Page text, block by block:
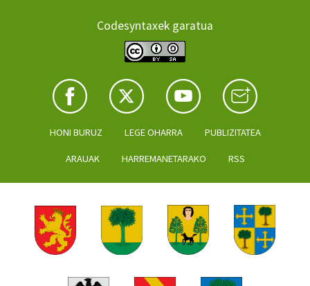
Codesyntaxek garatua
HONI BURUZ LEGE OHARRA PUBLIZITATEA
ARAUAK HARREMANETARAKO RSS